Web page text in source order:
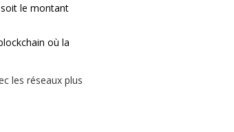
le montant
où la
les réseaux plus